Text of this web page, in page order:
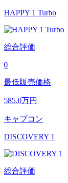
HAPPY 1 Turbo
総合評価
0
最低販売価格
585.0万円
キャブコン
DISCOVERY 1
総合評価